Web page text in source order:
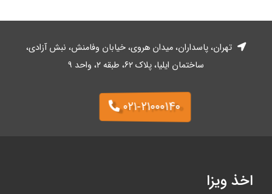
تهران، پاسداران، میدان هروی، خیابان وفا‌منش، نبش آزادی،
ساختمان ایلیا، پلاک ۶۲، طبقه ۲، واحد ۹
۰۲۱-۲۱۰۰۰۱۴۰
اخذ ویزا